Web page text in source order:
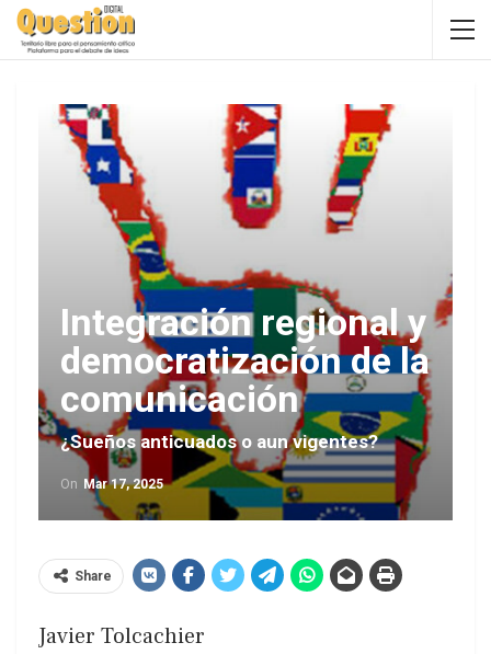
Integración regional y
democratización de la
comunicación
¿Sueños anticuados o aun vigentes?
On Mar 17, 2025
Share
Javier Tolcachier